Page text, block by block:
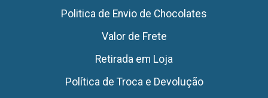
Politica de Envio de Chocolates
Valor de Frete
Retirada em Loja
Política de Troca e Devolução